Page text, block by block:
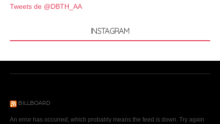
Tweets de @DBTH_AA
INSTAGRAM
BILLBOARD
An error has occurred, which probably means the feed is down. Try again